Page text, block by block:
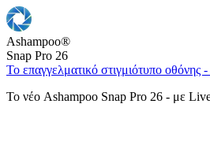
Ashampoo®
Snap Pro 26
Το επαγγελματικό στιγμιότυπο
Το νέο Ashampoo Snap Pro 26 - με Live